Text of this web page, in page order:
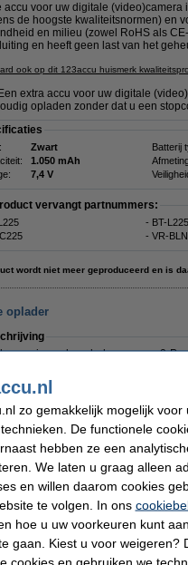
accu voor uw digitale (video)camera
de hoogste kwaliteitsnormen) en
en milieu (zowel RoHS als
en heeft geen last van het
ook op dit 123accu huismerk
Een extra accu voor uw digitale
opladen zonder dat u een
Zwart Batterij
1.050 mAh
7,4 V
vervangt partnummers:
- BT-
- VR-
wordt niet meer geproduceerd en is
oplader
universele oplader van ons 2-
mobiele telefoons en
geschoven te worden, en de
is het mogelijk om de universe
metaalhydride (NiMH), of devices
aansluiting. Met deze universele
accu opladen.
van deze oplader zijn
op te laden is. Bovendien heeft
wordt geleverd inclusief een 12
zo gemakkelijk mogelijk
De functionele
hebben ze een
We laten u graag alleen
en willen daarom cookies
te volgen. In ons
hoe u uw voorkeuren kunt
gaan. Kiest u voor weigeren?
cookies en gebruiken we